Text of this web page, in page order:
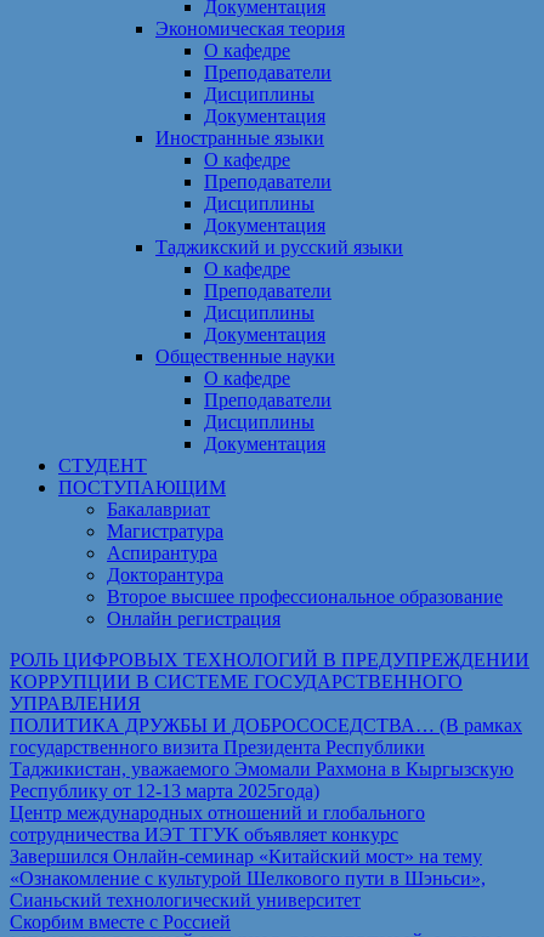
Документация
Экономическая теория
О кафедре
Преподаватели
Дисциплины
Документация
Иностранные языки
О кафедре
Преподаватели
Дисциплины
Документация
Таджикский и русский языки
О кафедре
Преподаватели
Дисциплины
Документация
Общественные науки
О кафедре
Преподаватели
Дисциплины
Документация
СТУДЕНТ
ПОСТУПАЮЩИМ
Бакалавриат
Магистратура
Аспирантура
Докторантура
Второе высшее профессиональное образование
Онлайн регистрация
РОЛЬ ЦИФРОВЫХ ТЕХНОЛОГИЙ В ПРЕДУПРЕЖДЕНИИ
КОРРУПЦИИ В СИСТЕМЕ ГОСУДАРСТВЕННОГО
УПРАВЛЕНИЯ
ПОЛИТИКА ДРУЖБЫ И ДОБРОСОСЕДСТВА… (В рамках
государственного визита Президента Республики
Таджикистан, уважаемого Эмомали Рахмона в Кыргызскую
Республику от 12-13 марта 2025года)
Центр международных отношений и глобального
сотрудничества ИЭТ ТГУК объявляет конкурс
Завершился Онлайн-семинар «Китайский мост» на тему
«Ознакомление с культурой Шелкового пути в Шэньси»,
Сианьский технологический университет
Скорбим вместе с Россией